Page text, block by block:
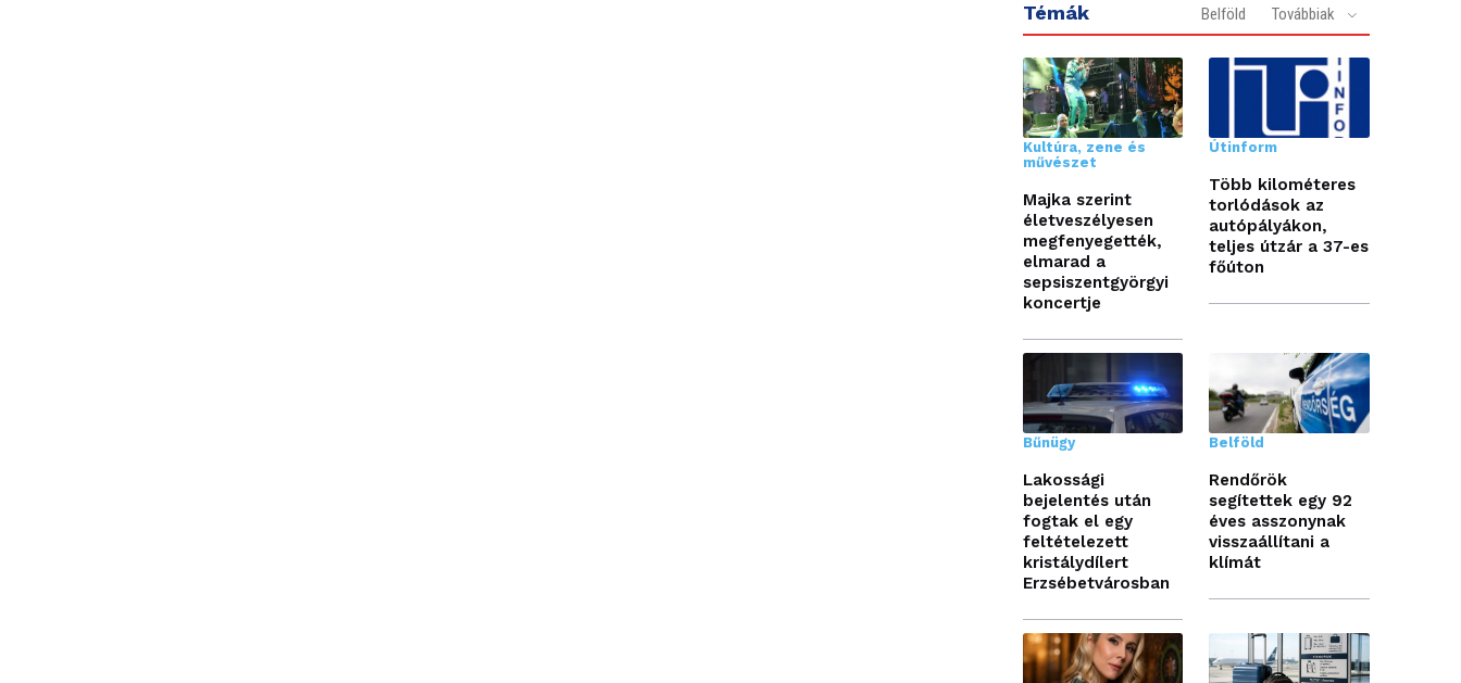
Témák Belföld Továbbiak
Kultúra, zene és
művészet
Majka szerint
életveszélyesen
megfenyegették,
elmarad a
sepsiszentgyörgyi
koncertje
Útinform
Több kilométeres
torlódások az
autópályákon,
teljes útzár a 37-es
főúton
Bűnügy
Lakossági
bejelentés után
fogtak el egy
feltételezett
kristálydílert
Erzsébetvárosban
Belföld
Rendőrök
segítettek egy 92
éves asszonynak
visszaállítani a
klímát